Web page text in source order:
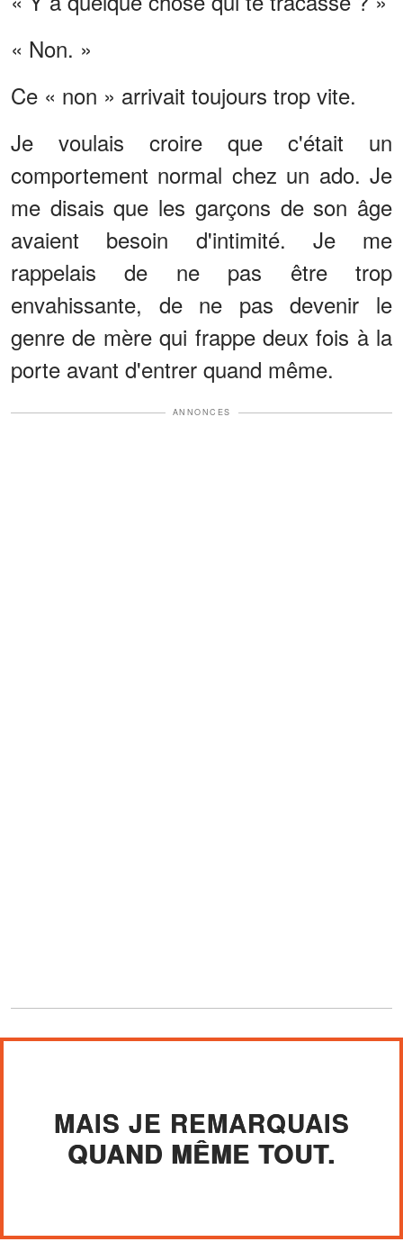
« Non. »
Ce « non » arrivait toujours trop vite.
Je voulais croire que c'était un
comportement normal chez un ado. Je
me disais que les garçons de son âge
avaient besoin d'intimité. Je me
rappelais de ne pas être trop
envahissante, de ne pas devenir le
genre de mère qui frappe deux fois à la
porte avant d'entrer quand même.
ANNONCES
MAIS JE REMARQUAIS
QUAND MÊME TOUT.